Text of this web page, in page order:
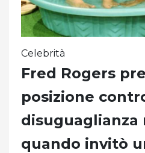
Celebrità
Fred Rogers
posizione
disuguaglianza
quando invitò